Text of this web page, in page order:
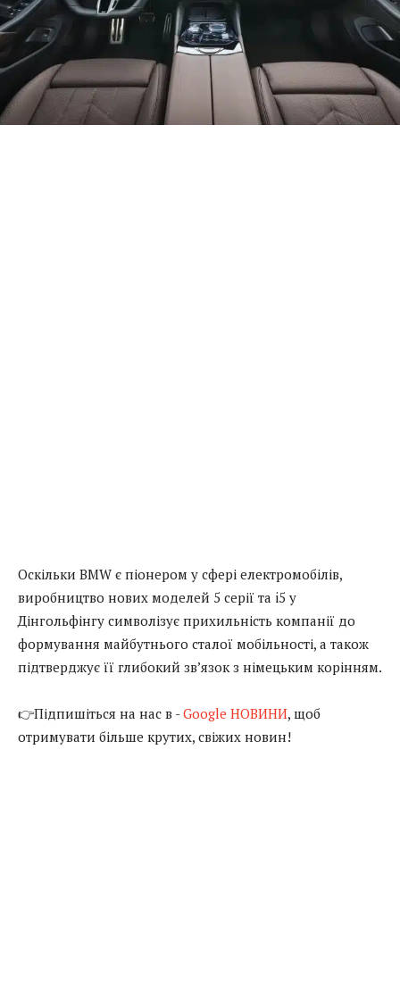
Оскільки BMW є піонером у сфері електромобілів,
виробництво нових моделей 5 серії та i5 у
Дінгольфінгу символізує прихильність компанії до
формування майбутнього сталої мобільності, а також
підтверджує її глибокий зв’язок з німецьким корінням.
👉Підпишіться на нас в -Google НОВИНИ, щоб
отримувати більше крутих, свіжих новин!